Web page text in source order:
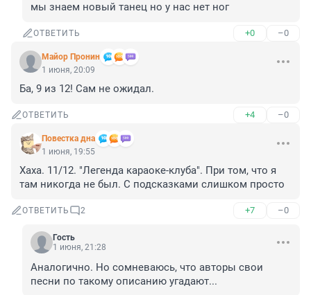
мы знаем новый танец но у нас нет ног
ОТВЕТИТЬ +0 –0
Майор Пронин
1 июня, 20:09
Ба, 9 из 12! Сам не ожидал.
ОТВЕТИТЬ +4 –0
Повестка дна
1 июня, 19:55
Хаха. 11/12. "Легенда караоке-клуба". При том, что я
там никогда не был. С подсказками слишком просто
ОТВЕТИТЬ 2 +7 –0
Гость
1 июня, 21:28
Аналогично. Но сомневаюсь, что авторы свои
песни по такому описанию угадают...